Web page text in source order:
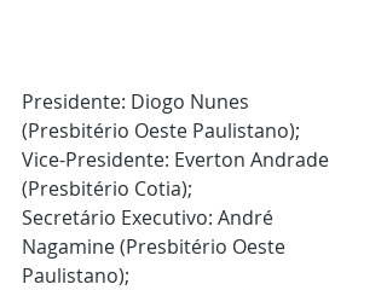
Presidente: Diogo Nunes
(Presbitério Oeste Paulistano);
Vice-Presidente: Everton Andrade
(Presbitério Cotia);
Secretário Executivo: André
Nagamine (Presbitério Oeste
Paulistano);